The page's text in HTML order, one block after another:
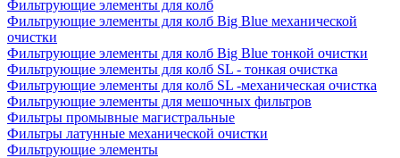
Фильтрующие элементы для колб
Фильтрующие элементы для колб Big Blue механической
очистки
Фильтрующие элементы для колб Big Blue тонкой очистки
Фильтрующие элементы для колб SL - тонкая очистка
Фильтрующие элементы для колб SL -механическая очистка
Фильтрующие элементы для мешочных фильтров
Фильтры промывные магистральные
Фильтры латунные механической очистки
Фильтрующие элементы